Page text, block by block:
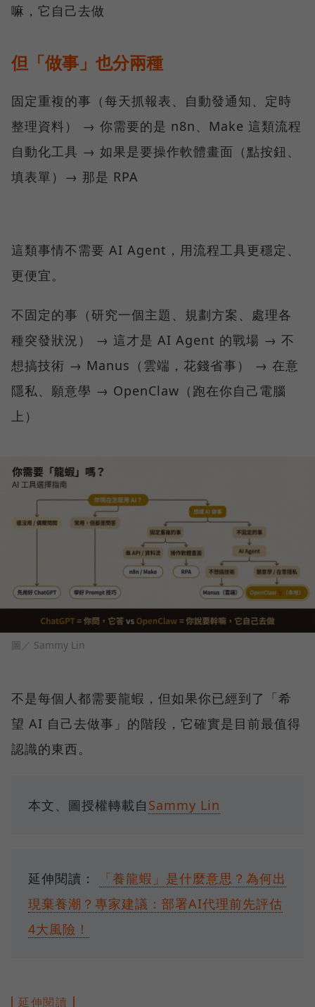
嘛，它自己去做
但「做事」也分兩種
固定重複的事（每天抓報表、自動發通知、定時
整理資料） → 你需要的是 n8n、Make 這類流程
自動化工具 → 如果是要操作軟體畫面（點按鈕、
填表單）→ 那是 RPA
這類事情不需要 AI Agent，用流程工具更穩定、
更便宜。
不固定的事（研究一個主題、規劃方案、處理各
種突發狀況） → 這才是 AI Agent 的戰場 → 不
想搞技術 → Manus（雲端，花錢省事） → 在意
隱私、願意學 → OpenClaw（跑在你自己電腦
上）
圖／ Sammy Lin
不是每個人都需要龍蝦，但如果你已經到了「希
望 AI 自己去做事」的階段，它確實是目前最值得
認識的東西。
本文、圖授權轉載自 Sammy Lin
延伸閱讀：
「養龍蝦」是什麼意思？為何出
現棄養潮？專家建議：部署AI代理前先評估
4大風險！
延伸閱讀